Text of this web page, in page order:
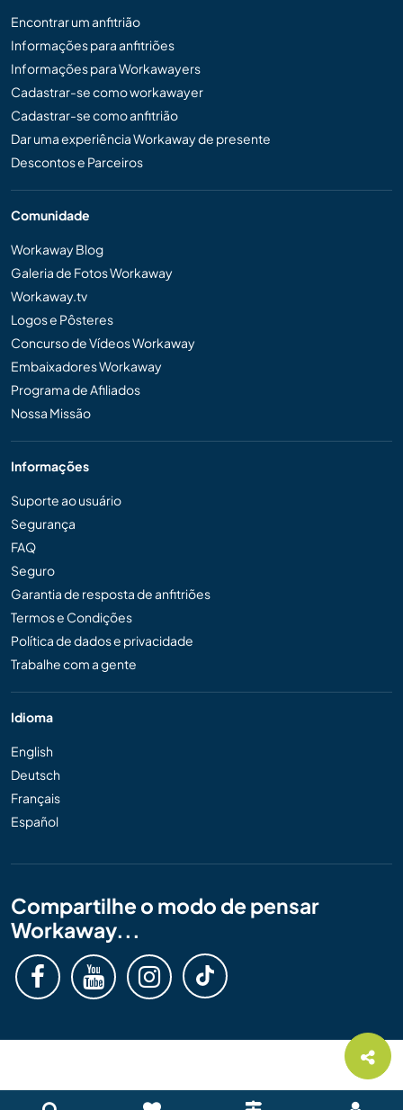
Encontrar um anfitrião
Informações para anfitriões
Informações para Workawayers
Cadastrar-se como workawayer
Cadastrar-se como anfitrião
Dar uma experiência Workaway de presente
Descontos e Parceiros
Comunidade
Workaway Blog
Galeria de Fotos Workaway
Workaway.tv
Logos e Pôsteres
Concurso de Vídeos Workaway
Embaixadores Workaway
Programa de Afiliados
Nossa Missão
Informações
Suporte ao usuário
Segurança
FAQ
Seguro
Garantia de resposta de anfitriões
Termos e Condições
Política de dados e privacidade
Trabalhe com a gente
Idioma
English
Deutsch
Français
Español
Compartilhe o modo de pensar
Workaway...